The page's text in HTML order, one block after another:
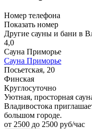
Номер телефона
Показать номер
Другие сауны и бани в
4,0
Сауна Приморье
Сауна Приморье
Посьетская, 20
Финская
Круглосуточно
Уютная, просторная
Владивостока
большом городе.
от 2500 до 2500 руб/час